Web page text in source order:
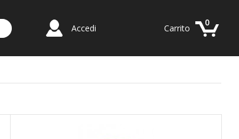
Accedi
0
Carrito